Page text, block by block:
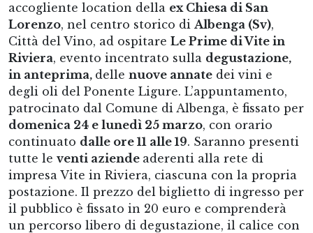
accogliente location della ex Chiesa di San
Lorenzo, nel centro storico di Albenga (Sv),
Città del Vino, ad ospitare Le Prime di Vite in
Riviera, evento incentrato sulla degustazione,
in anteprima, delle nuove annate dei vini e
degli oli del Ponente Ligure. L’appuntamento,
patrocinato dal Comune di Albenga, è fissato per
domenica 24 e lunedì 25 marzo, con orario
continuato dalle ore 11 alle 19. Saranno presenti
tutte le venti aziende aderenti alla rete di
impresa Vite in Riviera, ciascuna con la propria
postazione. Il prezzo del biglietto di ingresso per
il pubblico è fissato in 20 euro e comprenderà
un percorso libero di degustazione, il calice con